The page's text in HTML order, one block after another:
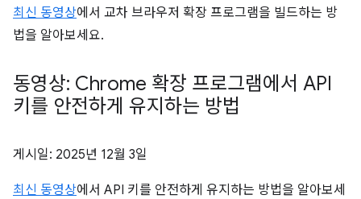
최신 동영상에서 교차 브라우저 확장 프로그램을 빌드하는 방
법을 알아보세요.
동영상: Chrome 확장 프로그램에서 API
키를 안전하게 유지하는 방법
게시일: 2025년 12월 3일
최신 동영상에서 API 키를 안전하게 유지하는 방법을 알아보세